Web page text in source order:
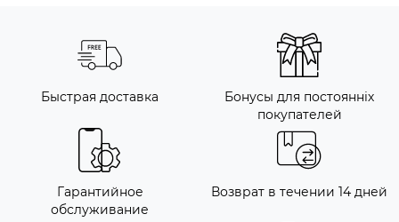
Быстрая доставка
Бонусы для постоянніх
покупателей
Гарантийное
обслуживание
Возврат в течении 14 дней